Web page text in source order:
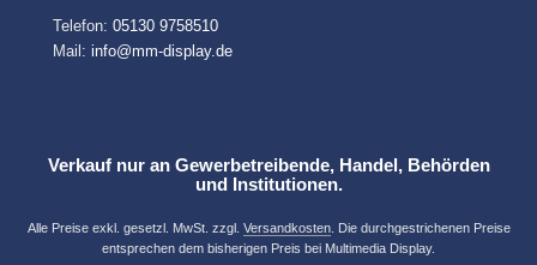
Telefon: 05130 9758510
Mail: info@mm-display.de
Verkauf nur an Gewerbetreibende, Handel, Behörden
und Institutionen.
Alle Preise exkl. gesetzl. MwSt. zzgl. Versandkosten. Die durchgestrichenen Preise
entsprechen dem bisherigen Preis bei Multimedia Display.